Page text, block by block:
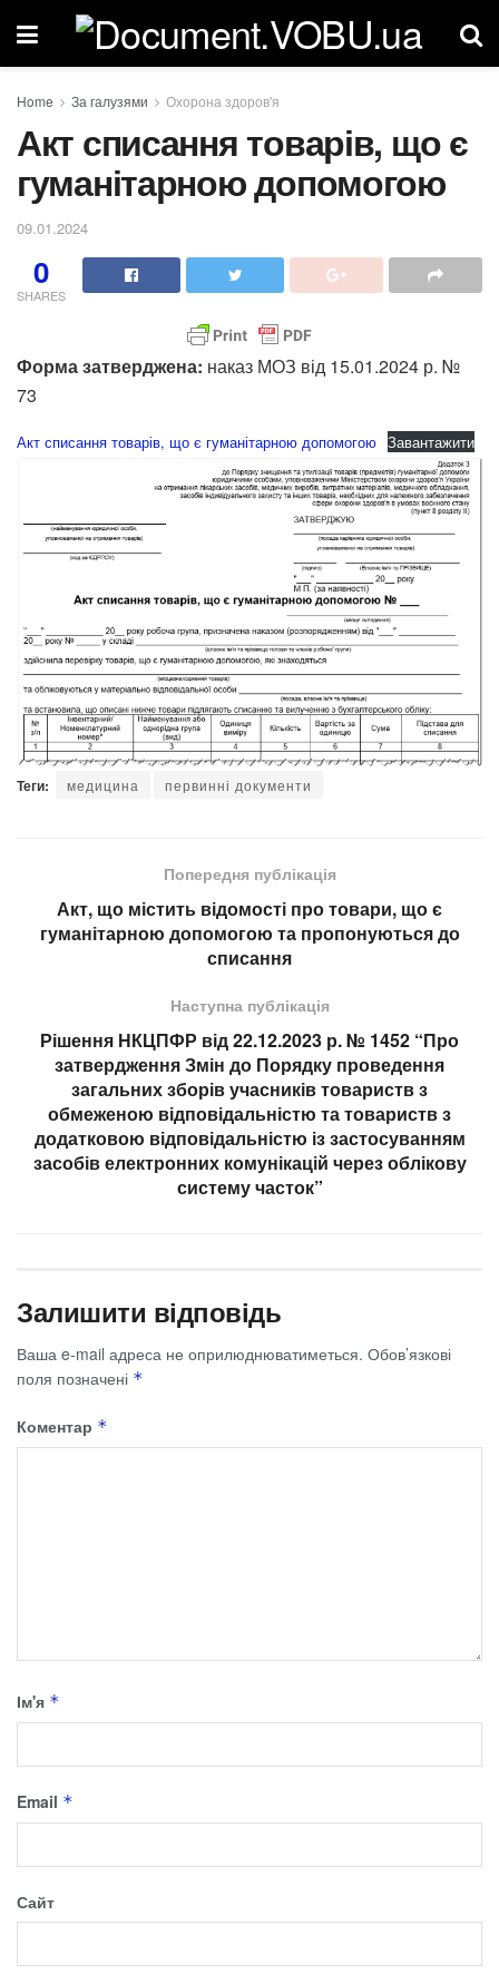
Home За галузями Охорона здоров'я
Акт списання товарів, що є
гуманітарною допомогою
09.01.2024
0
SHARES
Форма затверджена: наказ МОЗ від 15.01.2024 р. №
73
Акт списання товарів, що є гуманітарною допомогою Завантажити
Теги: медицина первинні документи
Попередня публікація
Акт, що містить відомості про товари, що є
гуманітарною допомогою та пропонуються до
списання
Наступна публікація
Рішення НКЦПФР від 22.12.2023 р. № 1452 “Про
затвердження Змін до Порядку проведення
загальних зборів учасників товариств з
обмеженою відповідальністю та товариств з
додатковою відповідальністю із застосуванням
засобів електронних комунікацій через облікову
систему часток”
Залишити відповідь
Ваша e-mail адреса не оприлюднюватиметься. Обов’язкові
поля позначені *
Коментар *
Ім'я *
Email *
Сайт